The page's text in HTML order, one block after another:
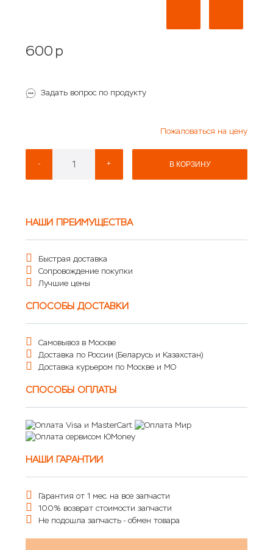
600 p
Задать вопрос по продукту
Пожаловаться на цену
- + В КОРЗИНУ
НАШИ ПРЕИМУЩЕСТВА
Быстрая доставка
Сопровождение покупки
Лучшие цены
СПОСОБЫ ДОСТАВКИ
Самовывоз в Москве
Доставка по России (Беларусь и Казахстан)
Доставка курьером по Москве и МО
СПОСОБЫ ОПЛАТЫ
НАШИ ГАРАНТИИ
Гарантия от 1 мес. на все запчасти
100% возврат стоимости запчасти
Не подошла запчасть - обмен товара